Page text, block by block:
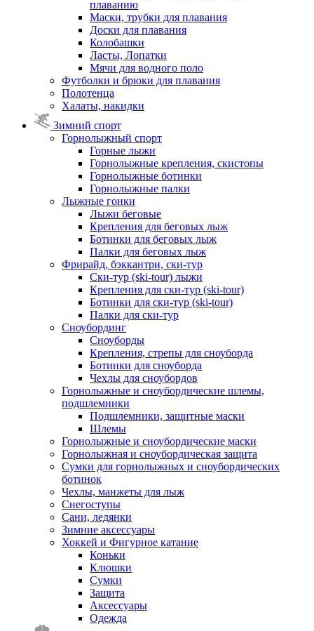
плаванию
Маски, трубки для плавания
Доски для плавания
Колобашки
Ласты, Лопатки
Мячи для водного поло
Футболки и брюки для плавания
Полотенца
Халаты, накидки
Зимний спорт
Горнолыжный спорт
Горные лыжи
Горнолыжные крепления, скистопы
Горнолыжные ботинки
Горнолыжные палки
Лыжные гонки
Лыжи беговые
Крепления для беговых лыж
Ботинки для беговых лыж
Палки для беговых лыж
Фрирайд, бэккантри, ски-тур
Ски-тур (ski-tour) лыжи
Крепления для ски-тур (ski-tour)
Ботинки для ски-тур (ski-tour)
Палки для ски-тур
Сноубординг
Сноуборды
Крепления, стрепы для сноуборда
Ботинки для сноуборда
Чехлы для сноубордов
Горнолыжные и сноубордические шлемы,
подшлемники
Подшлемники, защитные маски
Шлемы
Горнолыжные и сноубордические маски
Горнолыжная и сноубордическая защита
Сумки для горнолыжных и сноубордических
ботинок
Чехлы, манжеты для лыж
Снегоступы
Сани, ледянки
Зимние аксессуары
Хоккей и Фигурное катание
Коньки
Клюшки
Сумки
Защита
Аксессуары
Одежда